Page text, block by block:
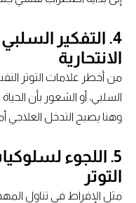
4. التفكير السلبي
الانتحارية
من أخطر علامات التوتر
السلبي، أو الشعور بأن الحياة
وهنا يصبح التدخل العلاجي
5. اللجوء
التوتر
مثل الإفراط في تناول